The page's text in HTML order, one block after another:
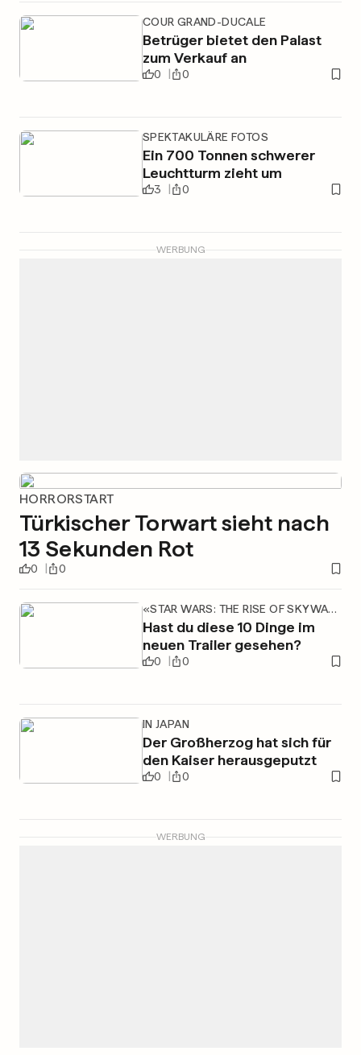
COUR GRAND-DUCALE
Betrüger bietet den Palast
zum Verkauf an
0 0
SPEKTAKULÄRE FOTOS
Ein 700 Tonnen schwerer
Leuchtturm zieht um
3 0
WERBUNG
HORRORSTART
Türkischer Torwart sieht nach
13 Sekunden Rot
0 0
«STAR WARS: THE RISE OF SKYWALKER»
Hast du diese 10 Dinge im
neuen Trailer gesehen?
0 0
IN JAPAN
Der Großherzog hat sich für
den Kaiser herausgeputzt
0 0
WERBUNG